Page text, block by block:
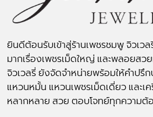
ยินดีต้อนรับเข้าสู่ร้านเพชรชมพู จิวเวล
มากเรื่องเพชรเม็ดใหญ่ และพลอยสว
จิวเวลรี่ ยังจัดจำหน่ายพร้อมให้คำปรึ
แหวนหมั้น แหวนเพชรเม็ดเดี่ยว และเ
หลากหลาย สวย ตอบโจทย์ทุกความต้